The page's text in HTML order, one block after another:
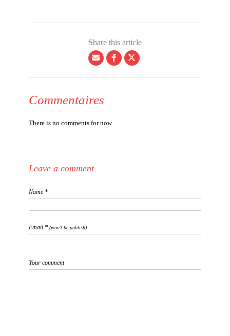
Share this article
Commentaires
There is no comments for now.
Leave a comment
Name *
Email * (won't be publish)
Your comment